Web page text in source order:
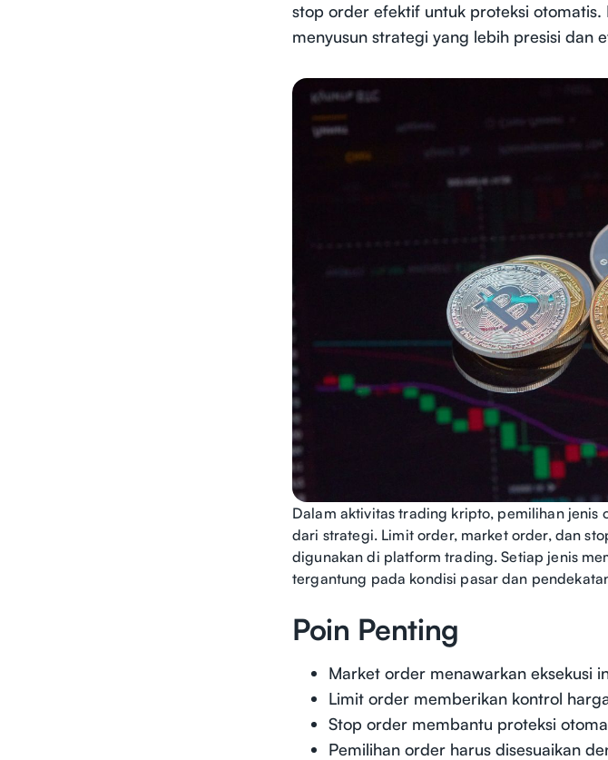
stop order efektif untuk proteksi
menyusun strategi yang lebih presisi dan
Dalam aktivitas trading kripto, pemilihan
dari strategi. Limit order, market order, dan
digunakan di platform trading. Setiap jenis
tergantung pada kondisi pasar dan
Poin Penting
Market order menawarkan eksekusi
Limit order memberikan kontrol
Stop order membantu proteksi
Pemilihan order harus disesuaikan